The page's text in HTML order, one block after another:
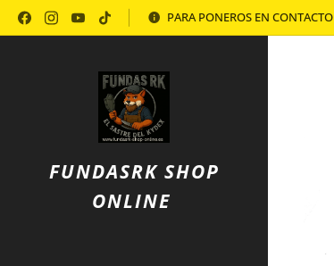
Política de Privacidad PARA PONEROS EN CONTACTO
FUNDASRK SHOP
ONLINE